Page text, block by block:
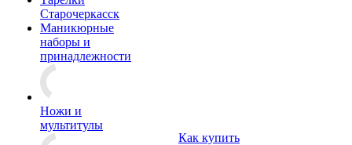
Старочеркасск
Маникюрные
наборы и
принадлежности
Ножи и
мультитулы
Как купить